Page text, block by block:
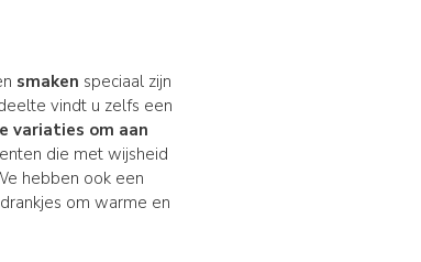
smaken speciaal zijn
vindt u zelfs een
variaties om aan
die met wijsheid
hebben ook een
om warme en